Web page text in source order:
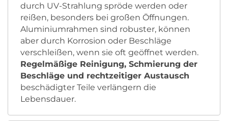
durch UV-Strahlung spröde werden oder
reißen, besonders bei großen Öffnungen.
Aluminiumrahmen sind robuster, können
aber durch Korrosion oder Beschläge
verschleißen, wenn sie oft geöffnet werden.
Regelmäßige Reinigung, Schmierung der
Beschläge und rechtzeitiger Austausch
beschädigter Teile verlängern die
Lebensdauer.